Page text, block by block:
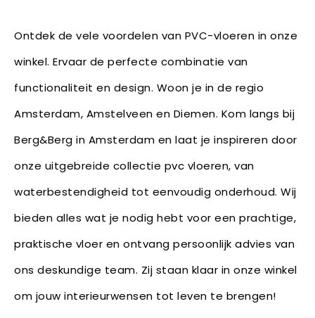
Ontdek de vele voordelen van PVC-vloeren in onze
winkel. Ervaar de perfecte combinatie van
functionaliteit en design. Woon je in de regio
Amsterdam, Amstelveen en Diemen. Kom langs bij
Berg&Berg in Amsterdam en laat je inspireren door
onze uitgebreide collectie pvc vloeren, van
waterbestendigheid tot eenvoudig onderhoud. Wij
bieden alles wat je nodig hebt voor een prachtige,
praktische vloer en ontvang persoonlijk advies van
ons deskundige team. Zij staan klaar in onze winkel
om jouw interieurwensen tot leven te brengen!